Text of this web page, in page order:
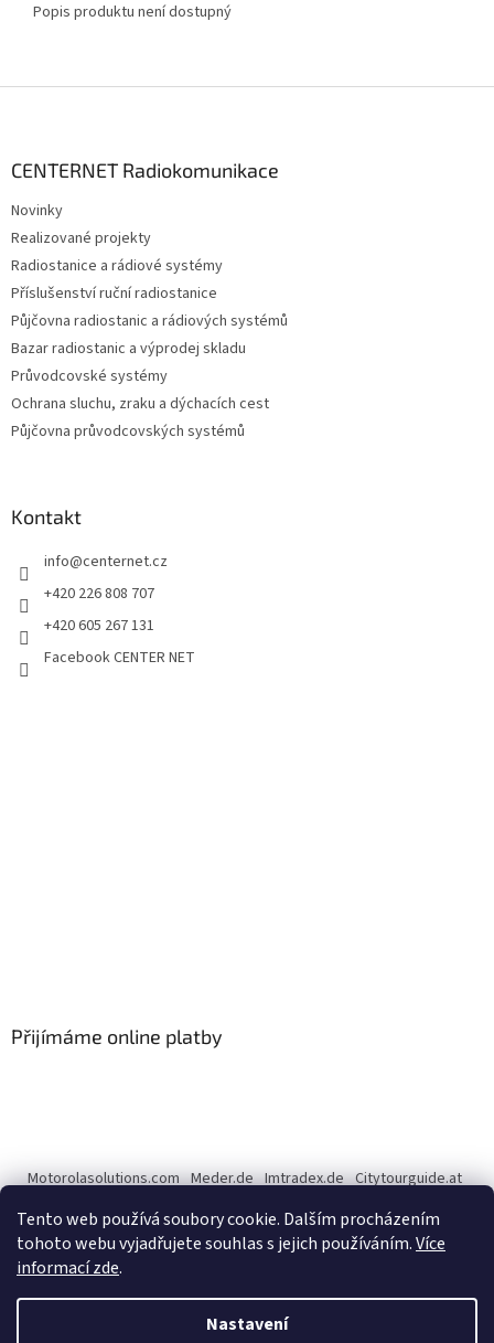
Tento web používá soubory cookie. Dalším procházením
tohoto webu vyjadřujete souhlas s jejich používáním.Více
informací zde.
Nastavení
Popis produktu není dostupný
CENTERNET Radiokomunikace
Novinky
Realizované projekty
Radiostanice a rádiové systémy
Příslušenství ruční radiostanice
Půjčovna radiostanic a rádiových systémů
Bazar radiostanic a výprodej skladu
Průvodcovské systémy
Ochrana sluchu, zraku a dýchacích cest
Půjčovna průvodcovských systémů
Kontakt
info@centernet.cz
+420 226 808 707
+420 605 267 131
Facebook CENTER NET
Přijímáme online platby
Motorolasolutions.com Meder.de Imtradex.de Citytourguide.at